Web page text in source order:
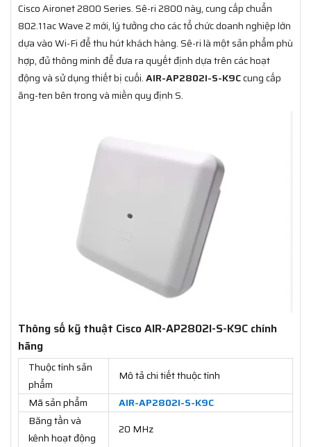
Cisco Aironet 2800 Series. Sê-ri 2800 này, cung cấp chuẩn
802.11ac Wave 2 mới, lý tưởng cho các tổ chức doanh nghiệp lớn
dựa vào Wi-Fi để thu hút khách hàng. Sê-ri là một sản phẩm phù
hợp, đủ thông minh để đưa ra quyết định dựa trên các hoạt
động và sử dụng thiết bị cuối.AIR-AP2802I-S-K9Ccung cấp
ăng-ten bên trong và miền quy định S.
Thông số kỹ thuật Cisco AIR-AP2802I-S-K9C chính
hãng
Thuộc tính sản
phẩm
Mô tả chi tiết thuộc tính
Mã sản phẩm
AIR-AP2802I-S-K9C
Băng tần và
kênh hoạt động
20 MHz